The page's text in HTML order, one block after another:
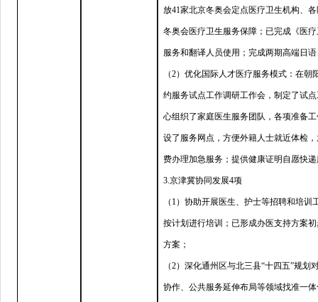
放41家北京冬奥会定点医疗卫生机构、
冬奥会医疗卫生服务保障；已完成《医
服务和翻译人员使用；完成两期高端日
（2）优化国际人才医疗服务模式：在
约服务试点工作调研工作会，制定了试
心组织了家庭医生服务团队，各项准备
设了服务网点，方便外籍人士就近体检
费办理加急服务；提供健康证明自愿快
3.京津冀协同发展4项
（1）协助开展医生、护士等招聘和培
按计划进行培训；已形成办医支持方案
方案；
（2）深化通州区与北三县“十四五”规划
协作、公共服务延伸布局等领域找准一